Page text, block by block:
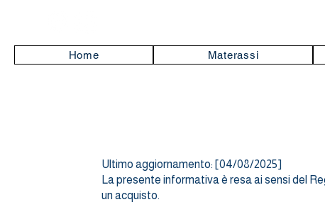
Home Materassi
Ultimo aggiornamento: [04/08/2025]
La presente informativa è resa ai sensi del
un acquisto.